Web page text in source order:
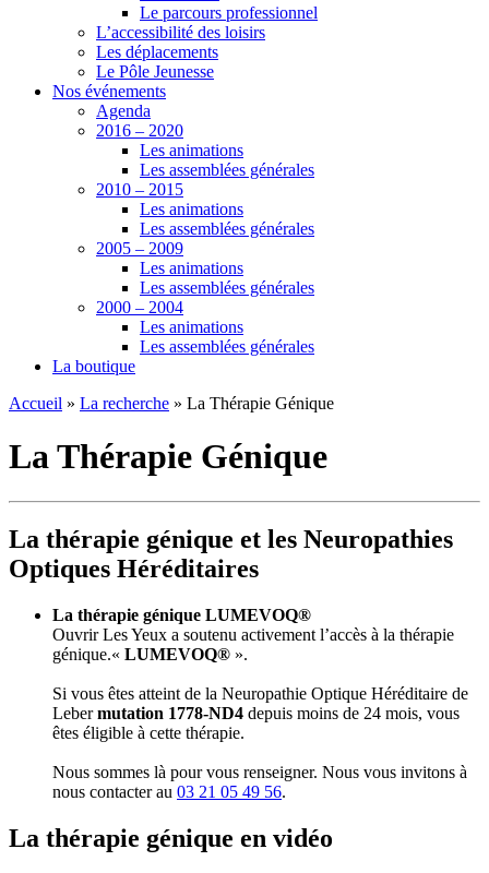
Le parcours professionnel
L’accessibilité des loisirs
Les déplacements
Le Pôle Jeunesse
Nos événements
Agenda
2016 – 2020
Les animations
Les assemblées générales
2010 – 2015
Les animations
Les assemblées générales
2005 – 2009
Les animations
Les assemblées générales
2000 – 2004
Les animations
Les assemblées générales
La boutique
Accueil » La recherche » La Thérapie Génique
La Thérapie Génique
La thérapie génique et les Neuropathies
Optiques Héréditaires
La thérapie génique LUMEVOQ®
Ouvrir Les Yeux a soutenu activement l’accès à la thérapie
génique.« LUMEVOQ® ».
Si vous êtes atteint de la Neuropathie Optique Héréditaire de
Lebermutation 1778-ND4 depuis moins de 24 mois, vous
êtes éligible à cette thérapie.
Nous sommes là pour vous renseigner. Nous vous invitons à
nous contacter au 03 21 05 49 56.
La thérapie génique en vidéo